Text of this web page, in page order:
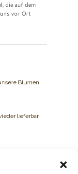
die auf dem
vor Ort
Blumen
lieferbar.